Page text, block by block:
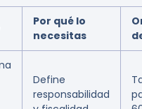
Por qué lo
necesitas
Define
responsabilidad